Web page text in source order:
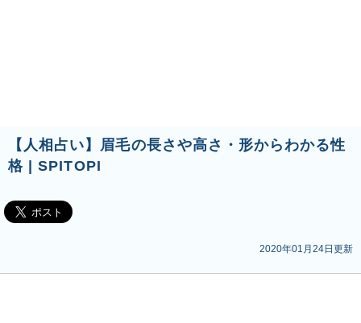
【人相占い】眉毛の長さや高さ・形からわかる性
格 | SPITOPI
2020年01月24日更新